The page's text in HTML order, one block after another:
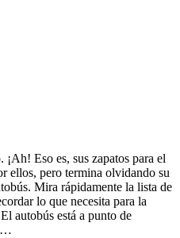
Eso es, sus zapatos para el
ellos, pero termina olvidando su
Mira rápidamente la lista de
lo que necesita para la
autobús está a punto de